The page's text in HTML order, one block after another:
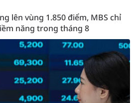
lên vùng 1.850 điểm, MBS chỉ
năng trong tháng 8